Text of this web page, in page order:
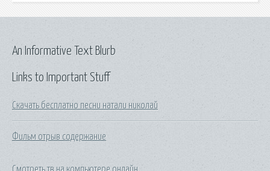
Links to Important Stuff
Скачать бесплатно песни натали николай
Фильм отрыв содержание
Смотреть тв на компьютере онлайн
An Informative Text Blurb